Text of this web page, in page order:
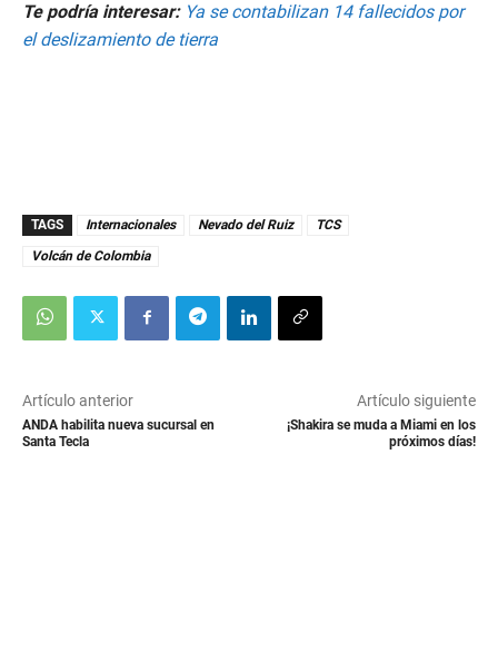
Te podría interesar: Ya se contabilizan 14 fallecidos por
el deslizamiento de tierra
TAGS Internacionales Nevado del Ruiz
TCS
Volcán de Colombia
Artículo anterior
ANDA habilita nueva sucursal en
Santa Tecla
Artículo siguiente
¡Shakira se muda a Miami en los
próximos días!